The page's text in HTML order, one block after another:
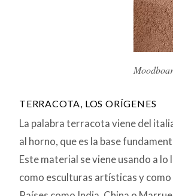
TERRACOTA, LOS ORÍGENES
La palabra terracota viene del
al horno, que es la base
Este material se viene usando a
como esculturas artísticas y